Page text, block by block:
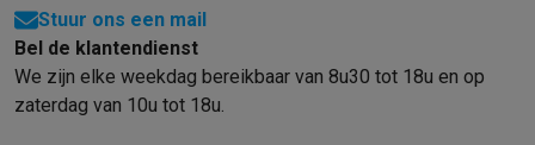
Stuur ons een mail
Bel de klantendienst
We zijn elke weekdag bereikbaar van 8u30 tot 18u en op
zaterdag van 10u tot 18u.